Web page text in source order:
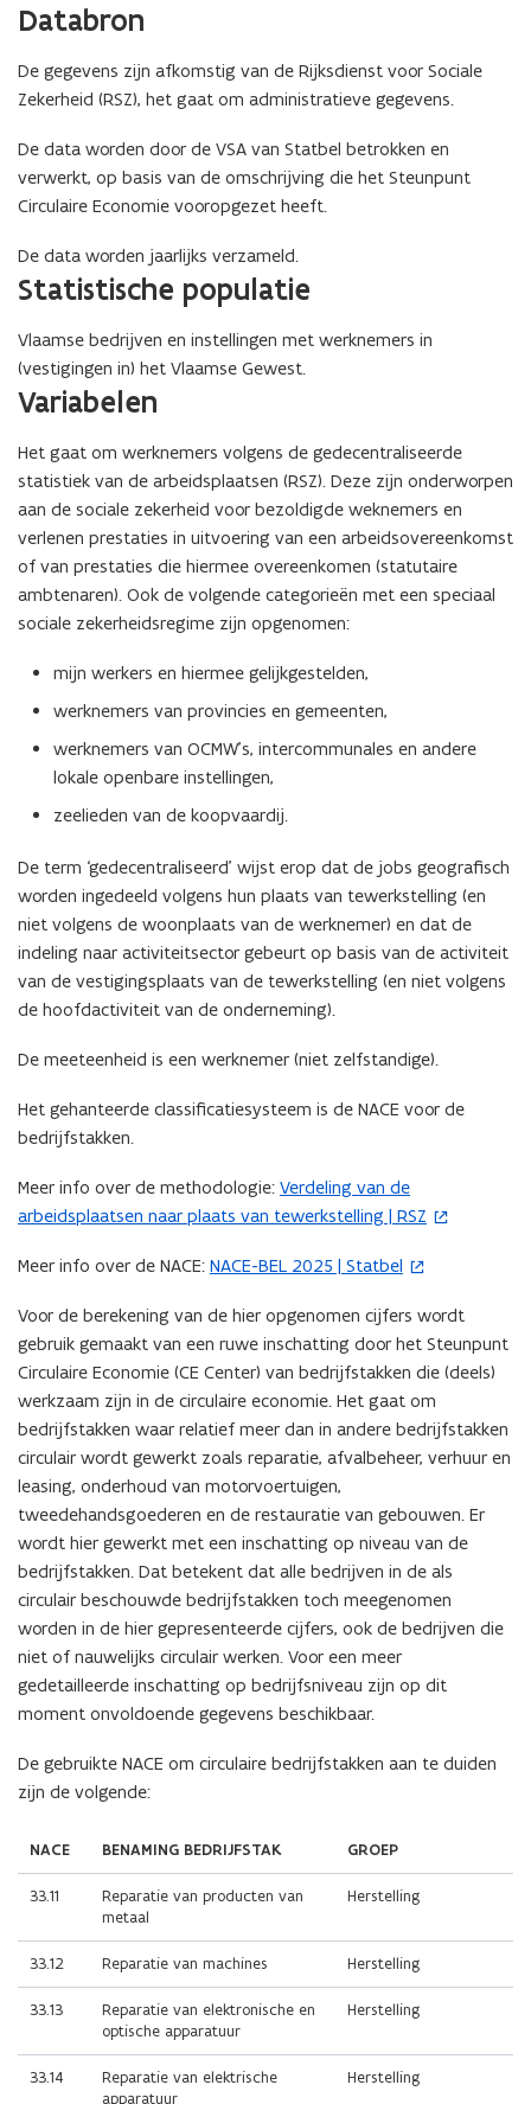
Databron
De gegevens zijn afkomstig van de Rijksdienst voor Sociale
Zekerheid (RSZ), het gaat om administratieve gegevens.
De data worden door de VSA van Statbel betrokken en
verwerkt, op basis van de omschrijving die het Steunpunt
Circulaire Economie vooropgezet heeft.
De data worden jaarlijks verzameld.
Statistische populatie
Vlaamse bedrijven en instellingen met werknemers in
(vestigingen in) het Vlaamse Gewest.
Variabelen
Het gaat om werknemers volgens de gedecentraliseerde
statistiek van de arbeidsplaatsen (RSZ). Deze zijn onderworpen
aan de sociale zekerheid voor bezoldigde weknemers en
verlenen prestaties in uitvoering van een arbeidsovereenkomst
of van prestaties die hiermee overeenkomen (statutaire
ambtenaren). Ook de volgende categorieën met een speciaal
sociale zekerheidsregime zijn opgenomen:
mijn werkers en hiermee gelijkgestelden,
werknemers van provincies en gemeenten,
werknemers van OCMW’s, intercommunales en andere
lokale openbare instellingen,
zeelieden van de koopvaardij.
De term ‘gedecentraliseerd’ wijst erop dat de jobs geografisch
worden ingedeeld volgens hun plaats van tewerkstelling (en
niet volgens de woonplaats van de werknemer) en dat de
indeling naar activiteitsector gebeurt op basis van de activiteit
van de vestigingsplaats van de tewerkstelling (en niet volgens
de hoofdactiviteit van de onderneming).
De meeteenheid is een werknemer (niet zelfstandige).
Het gehanteerde classificatiesysteem is de NACE voor de
bedrijfstakken.
Meer info over de methodologie: Verdeling van de
arbeidsplaatsen naar plaats van tewerkstelling | RSZ
(
o
e
)
Meer info over de NACE: NACE-BEL 2025 | Statbel
(
p
e
n
t
i
n
n
i
e
u
w
v
e
n
s
Voor de berekening van de hier opgenomen cijfers wordt
gebruik gemaakt van een ruwe inschatting door het Steunpunt
Circulaire Economie (CE Center) van bedrijfstakken die (deels)
werkzaam zijn in de circulaire economie. Het gaat om
bedrijfstakken waar relatief meer dan in andere bedrijfstakken
circulair wordt gewerkt zoals reparatie, afvalbeheer, verhuur en
leasing, onderhoud van motorvoertuigen,
tweedehandsgoederen en de restauratie van gebouwen. Er
wordt hier gewerkt met een inschatting op niveau van de
bedrijfstakken. Dat betekent dat alle bedrijven in de als
circulair beschouwde bedrijfstakken toch meegenomen
worden in de hier gepresenteerde cijfers, ook de bedrijven die
niet of nauwelijks circulair werken. Voor een meer
gedetailleerde inschatting op bedrijfsniveau zijn op dit
moment onvoldoende gegevens beschikbaar.
De gebruikte NACE om circulaire bedrijfstakken aan te duiden
zijn de volgende:
NACE BENAMING BEDRIJFSTAK GROEP
33.11
Reparatie van producten van
metaal
Herstelling
33.12 Reparatie van machines Herstelling
33.13
Reparatie van elektronische en
optische apparatuur
Herstelling
33.14
Reparatie van elektrische
apparatuur
Herstelling